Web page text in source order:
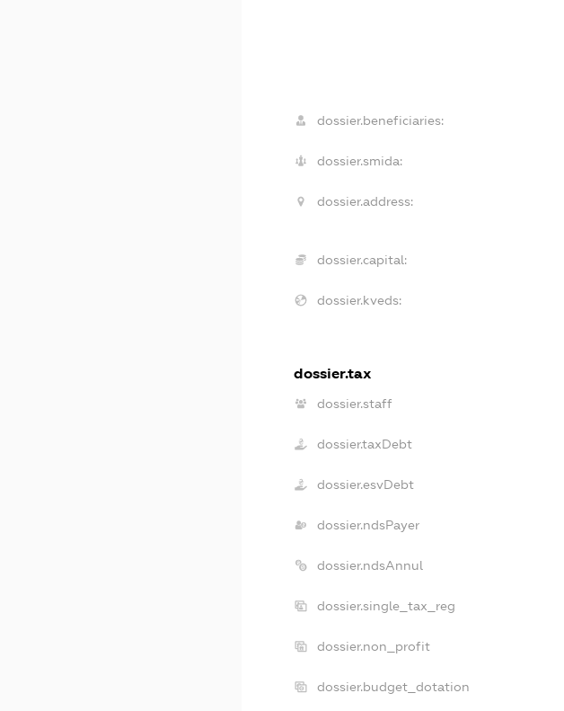
dossier.beneficiaries:
dossier.smida:
dossier.address:
dossier.capital:
dossier.kveds:
dossier.tax
dossier.staff
dossier.taxDebt
dossier.esvDebt
dossier.ndsPayer
dossier.ndsAnnul
dossier.single_tax_reg
dossier.non_profit
dossier.budget_dotation